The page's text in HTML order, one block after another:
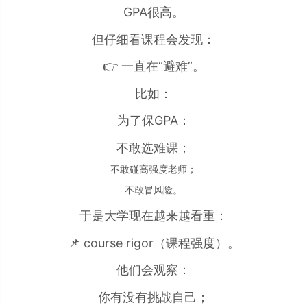
GPA很高。
但仔细看课程会发现：
👉 一直在“避难”。
比如：
为了保GPA：
不敢选难课；
不敢碰高强度老师；
不敢冒风险。
于是大学现在越来越看重：
📌 course rigor（课程强度）。
他们会观察：
你有没有挑战自己；